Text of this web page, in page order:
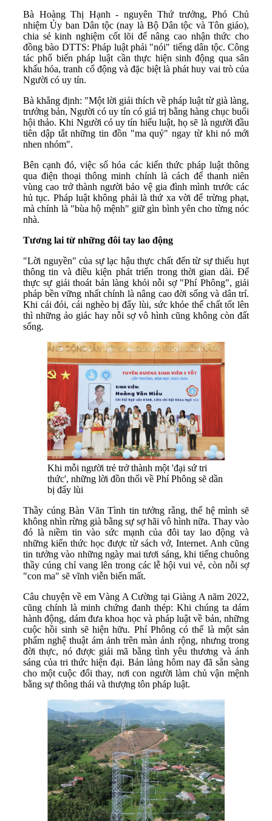
Bà Hoàng Thị Hạnh - nguyên Thứ trưởng, Phó Chủ
nhiệm Ủy ban Dân tộc (nay là Bộ Dân tộc và Tôn giáo),
chia sẻ kinh nghiệm cốt lõi để nâng cao nhận thức cho
đồng bào DTTS: Pháp luật phải "nói" tiếng dân tộc. Công
tác phổ biến pháp luật cần thực hiện sinh động qua sân
khấu hóa, tranh cổ động và đặc biệt là phát huy vai trò của
Người có uy tín.
Bà khẳng định: "Một lời giải thích về pháp luật từ già làng,
trưởng bản, Người có uy tín có giá trị bằng hàng chục buổi
hội thảo. Khi Người có uy tín hiểu luật, họ sẽ là người đầu
tiên dập tắt những tin đồn "ma quỷ" ngay từ khi nó mới
nhen nhóm".
Bên cạnh đó, việc số hóa các kiến thức pháp luật thông
qua điện thoại thông minh chính là cách để thanh niên
vùng cao trở thành người bảo vệ gia đình mình trước các
hủ tục. Pháp luật không phải là thứ xa vời để trừng phạt,
mà chính là "bùa hộ mệnh" giữ gìn bình yên cho từng nóc
nhà.
Tương lai từ những đôi tay lao động
"Lời nguyền" của sự lạc hậu thực chất đến từ sự thiếu hụt
thông tin và điều kiện phát triển trong thời gian dài. Để
thực sự giải thoát bản làng khỏi nỗi sợ "Phí Phông", giải
pháp bền vững nhất chính là nâng cao đời sống và dân trí.
Khi cái đói, cái nghèo bị đẩy lùi, sức khỏe thể chất tốt lên
thì những ảo giác hay nỗi sợ vô hình cũng không còn đất
sống.
Khi mỗi người trẻ trở thành một 'đại sứ tri
thức', những lời đồn thổi về Phí Phông sẽ dần
bị đẩy lùi
Thầy cúng Bàn Văn Tình tin tưởng rằng, thế hệ mình sẽ
không nhìn rừng già bằng sự sợ hãi vô hình nữa. Thay vào
đó là niềm tin vào sức mạnh của đôi tay lao động và
những kiến thức học được từ sách vở, Internet. Anh cũng
tin tưởng vào những ngày mai tươi sáng, khi tiếng chuông
thầy cúng chỉ vang lên trong các lễ hội vui vẻ, còn nỗi sợ
"con ma" sẽ vĩnh viễn biến mất.
Câu chuyện về em Vàng A Cường tại Giàng A năm 2022,
cũng chính là minh chứng đanh thép: Khi chúng ta dám
hành động, dám đưa khoa học và pháp luật về bản, những
cuộc hồi sinh sẽ hiện hữu. Phí Phông có thể là một sản
phẩm nghệ thuật ám ảnh trên màn ảnh rộng, nhưng trong
đời thực, nó được giải mã bằng tình yêu thương và ánh
sáng của tri thức hiện đại. Bản làng hôm nay đã sẵn sàng
cho một cuộc đổi thay, nơi con người làm chủ vận mệnh
bằng sự thông thái và thượng tôn pháp luật.